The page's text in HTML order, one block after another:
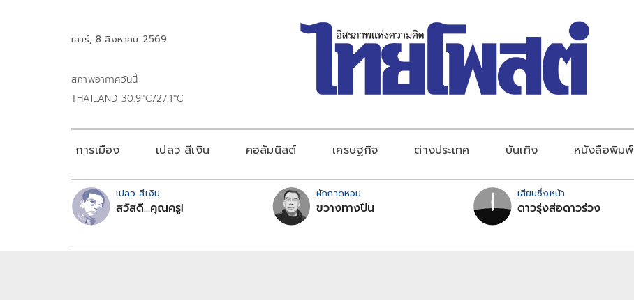
เสาร์, 8 สิงหาคม 2569
สภาพอากาศวันนี้
THAILAND 30.9°C/27.1°C
การเมือง เปลว สีเงิน คอลัมนิสต์ เศรษฐกิจ ต่างประเทศ บันเทิง หนังสือพิมพ์
เปลว สีเงิน
สวัสดี...คุณครู!
ผักกาดหอม
ขวางทางปืน
เสียบซึ่งหน้า
ดาวรุ่งส่อดาวร่วง